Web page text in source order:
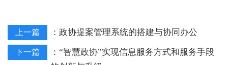
上一篇 ： 政协提案管理系统的搭建与协同办公
下一篇 ： “智慧政协”实现信息服务方式和服务手段